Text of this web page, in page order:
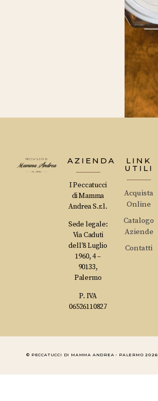
AZIENDA
I Peccatucci
di Mamma
Andrea S.r.l.
Sede legale:
Via Caduti
dell’8 Luglio
1960, 4 –
90133,
Palermo
P. IVA
06526110827
LINK
UTILI
Acquista
Online
Catalogo
Aziende
Contatti
© PECCATUCCI DI MAMMA ANDREA - PALERMO 2026